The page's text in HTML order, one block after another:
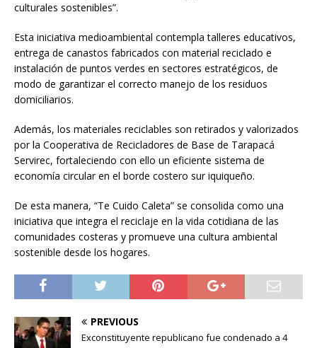
culturales sostenibles”.
Esta iniciativa medioambiental contempla talleres educativos,
entrega de canastos fabricados con material reciclado e
instalación de puntos verdes en sectores estratégicos, de
modo de garantizar el correcto manejo de los residuos
domiciliarios.
Además, los materiales reciclables son retirados y valorizados
por la Cooperativa de Recicladores de Base de Tarapacá
Servirec, fortaleciendo con ello un eficiente sistema de
economía circular en el borde costero sur iquiqueño.
De esta manera, “Te Cuido Caleta” se consolida como una
iniciativa que integra el reciclaje en la vida cotidiana de las
comunidades costeras y promueve una cultura ambiental
sostenible desde los hogares.
PREVIOUS
Exconstituyente republicano fue condenado a 4